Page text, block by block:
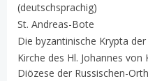
(deutschsprachig)
St. Andreas-Bote
Die byzantinische Krypta
Kirche des Hl. Johannes
Diözese der Russischen-